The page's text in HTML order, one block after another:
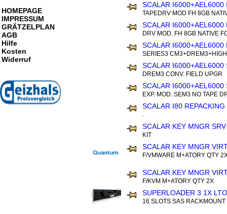
SCALAR I6000+AEL6000
TAPEDRV MOD FH 8GB
SCALAR I6000+AEL6000
DRV MOD. FH 8GB NATIVE
SCALAR I6000+AEL6000
SERIES3
SCALAR I6000+AEL6000
DREM3 CONV. FIELD UPGR
SCALAR I6000+AEL6000
EXP. MOD. SEM3 NO TAPE
SCALAR I80 REPACKING
.
SCALAR KEY MNGR
KIT
SCALAR KEY MNGR
F/VMWARE M+ATORY QTY
SCALAR KEY MNGR
F/KVM M+ATORY QTY 2X
SUPERLOADER 3 1X
16 SLOTS SAS RACKMOUNT
HOMEPAGE
IMPRESSUM
GRÄTZELPLAN
AGB
Hilfe
Kosten
Widerruf